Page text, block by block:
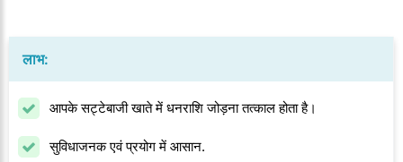
लाभ:
आपके सट्टेबाजी खाते में धनराशि जोड़ना तत्काल होता है।
सुविधाजनक एवं प्रयोग में आसान.